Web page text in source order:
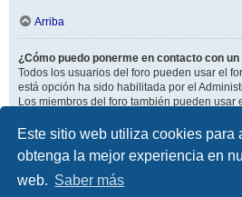
Este sitio web utiliza cookies para
obtenga la mejor experiencia en
web. Saber más
Arriba
¿Cómo puedo ponerme en contacto con
Todos los usuarios del foro pueden usar el
está opción ha sido habilitada por el
Los miembros del foro también pueden usar
Arriba